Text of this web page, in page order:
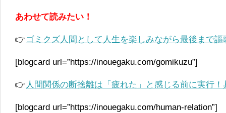
あわせて読みたい！
👉ゴミクズ人間として人生を楽しみながら最後まで
[blogcard url=”https://inouegaku.com/gomikuzu”]
👉 人間関係の断捨離は「疲れた」と感じる前に実行
[blogcard url=”https://inouegaku.com/human-relation”]